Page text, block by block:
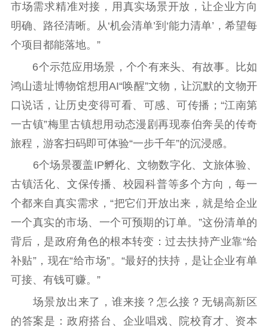
江苏文脉
资料下载
新闻宣传
主题宣传 对外宣传
新闻发布
记者之家
品牌栏目
文化文艺
精品生产 文化惠民
文化传承
精神文明
文明创建 文明实践
文明培育
先进典型
思想政治教育 爱国主义教育
全民国防教育
红色资源保护利
市场需求精准对接，用真实场景开放，让企业方向
明确、路径清晰。从‘机会清单’到‘能力清单’，希望每
个项目都能落地。”
6个示范应用场景，个个有来头、有故事。比如
鸿山遗址博物馆想用AI“唤醒”文物，让沉默的文物开
口说话，让历史变得可看、可感、可传播；“江南第
一古镇”梅里古镇想用动态漫剧再现泰伯奔吴的传奇
旅程，游客扫码即可体验“一步千年”的沉浸感。
6个场景覆盖IP孵化、文物数字化、文旅体验、
古镇活化、文保传播、校园科普等多个方向，每一
个都来自真实需求，“把它们开放出来，就是给企业
一个真实的市场、一个可预期的订单。”这份清单的
背后，是政府角色的根本转变：过去扶持产业靠“给
补贴”，现在“给市场”。“最好的扶持，是让企业有单
可接、有钱可赚。”
场景放出来了，谁来接？怎么接？无锡高新区
的答案是：政府搭台、企业唱戏、院校育才、资本